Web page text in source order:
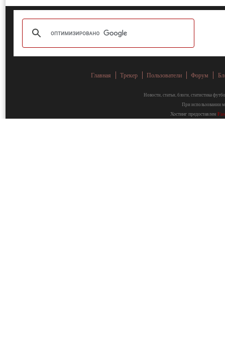
Главная Трекер Пользователи Форум
Новости, статьи, блоги, статистика
При использовании
Хостинг предоставлен